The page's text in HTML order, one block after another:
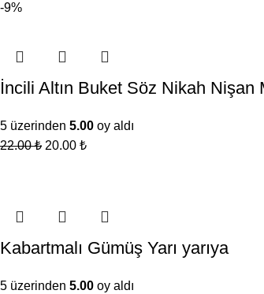
-9%
İncili Altın Buket Söz Nikah Nişan
5 üzerinden 5.00 oy aldı
22.00₺ 20.00 ₺
Kabartmalı Gümüş Yarı yarıya
5 üzerinden 5.00 oy aldı